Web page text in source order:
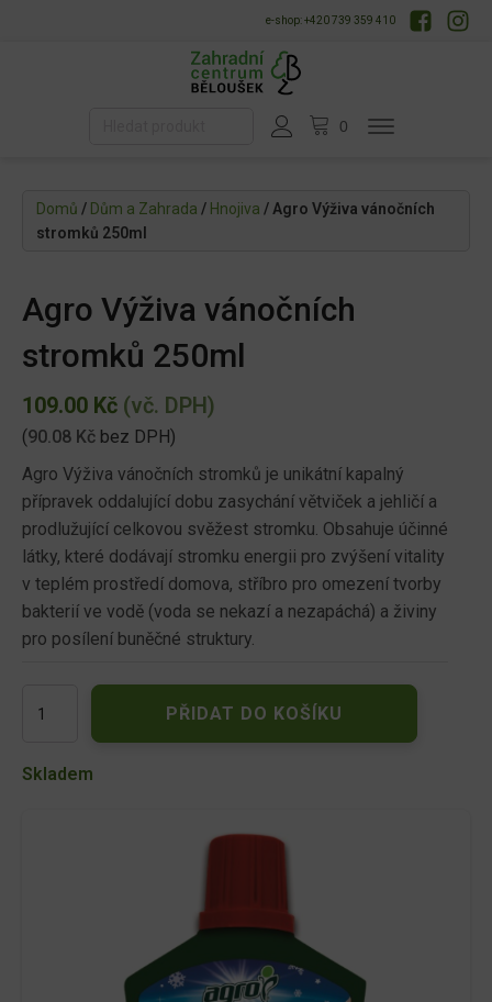
e-shop: +420 739 359 410
Domů / Dům a Zahrada / Hnojiva / Agro Výživa vánočních
stromků 250ml
Agro Výživa vánočních
stromků 250ml
109.00 Kč (vč. DPH)
(90.08 Kč bez DPH)
Agro Výživa vánočních stromků je unikátní kapalný
přípravek oddalující dobu zasychání větviček a jehličí a
prodlužující celkovou svěžest stromku. Obsahuje účinné
látky, které dodávají stromku energii pro zvýšení vitality
v teplém prostředí domova, stříbro pro omezení tvorby
bakterií ve vodě (voda se nekazí a nezapáchá) a živiny
pro posílení buněčné struktury.
Výživa
stromků
PŘIDAT DO KOŠÍKU
Skladem